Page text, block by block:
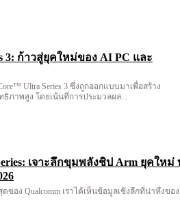
3: ก้าวสู่ยุคใหม่ของ AI PC และ
Ultra Series 3 ซึ่งถูกออกแบบมาเพื่อสร้าง
าพสูง โดยเน้นที่การประมวลผล...
เจาะลึกขุมพลังชิป Arm ยุคใหม่
ดของ Qualcomm เราได้เห็นข้อมูลเชิงลึกที่น่าทึ่งของ